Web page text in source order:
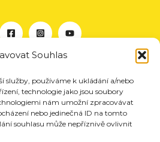
Souhlas
služby, používáme k ukládání a/nebo
technologie jako jsou soubory
nám umožní zpracovávat
nebo jedinečná ID na tomto
souhlasu může nepříznivě ovlivnit
O nás
Projekty
Členství